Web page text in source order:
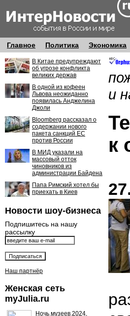
Главное Политика Экономика
В Китае предупреждают
об угрозе конфликта
великих держав
В одной из кофеен
Львова неожиданно
появилась Анджелина
Джоли
Bloomberg рассказал о
содержании нового
пакета санкций ЕС
против России
В МИД указали на
массовый отток
чиновников из
администрации Байдена
Папа Римский хотел бы
приехать в Киев
Новости шоу-бизнеса
Подпишитесь на нашу
рассылку
Наш партнёр
Женская сеть
myJulia.ru
Ночь музеев 2024.
и
к